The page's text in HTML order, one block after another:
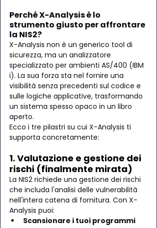
Perché X-Analysis è lo
strumento giusto per affrontare
la NIS2?
X-Analysis non è un generico tool di
sicurezza, ma un analizzatore
specializzato per ambienti AS/400 (IBM
i). La sua forza sta nel fornire una
visibilità senza precedenti sul codice e
sulle logiche applicative, trasformando
un sistema spesso opaco in un libro
aperto.
Ecco i tre pilastri su cui X-Analysis ti
supporta concretamente:
1. Valutazione e gestione dei
rischi (finalmente mirata)
La NIS2 richiede una gestione dei rischi
che includa l'analisi delle vulnerabilità
nell'intera catena di fornitura. Con X-
Analysis puoi:
Scansionare i tuoi programmi